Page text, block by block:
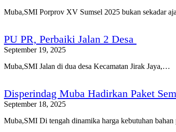
Muba,SMI Porprov XV Sumsel 2025 bukan sekadar
PU PR, Perbaiki Jalan 2 Desa
September 19, 2025
Muba,SMI Jalan di dua desa Kecamatan Jirak Jaya,…
Disperindag Muba Hadirkan Paket
September 18, 2025
Muba,SMI Di tengah dinamika harga kebutuhan